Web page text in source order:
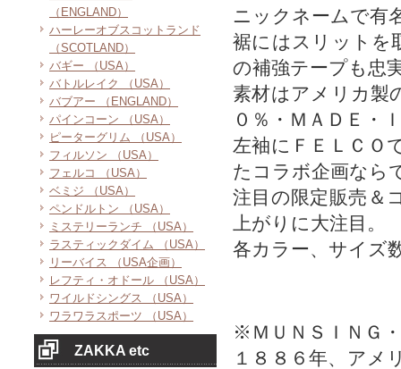
（ENGLAND）
ハーレーオブスコットランド
（SCOTLAND）
バギー （USA）
バトルレイク （USA）
バブアー （ENGLAND）
パインコーン （USA）
ピーターグリム （USA）
フィルソン （USA）
フェルコ （USA）
ベミジ （USA）
ペンドルトン （USA）
ミステリーランチ （USA）
ラスティックダイム （USA）
リーバイス （USA企画）
レフティ・オドール （USA）
ワイルドシングス （USA）
ワラワラスポーツ （USA）
ZAKKA etc
ニックネームで有
裾にはスリットを
の補強テープも忠
素材はアメリカ製
０％・ＭＡＤＥ・
左袖にＦＥＬＣＯ
たコラボ企画なら
注目の限定販売＆
上がりに大注目。
各カラー、サイズ
※ＭＵＮＳＩＮＧ
１８８６年、アメ